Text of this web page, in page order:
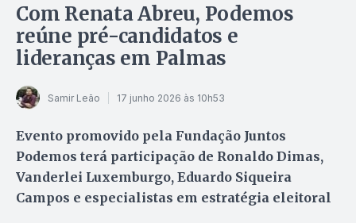
Com Renata Abreu, Podemos
reúne pré-candidatos e
lideranças em Palmas
Samir Leão 17 junho 2026 às 10h53
Evento promovido pela Fundação Juntos
Podemos terá participação de Ronaldo Dimas,
Vanderlei Luxemburgo, Eduardo Siqueira
Campos e especialistas em estratégia eleitoral